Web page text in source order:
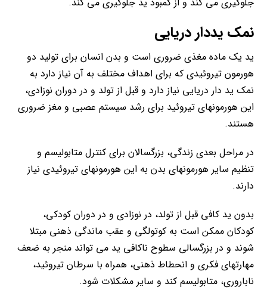
نمک یدداردریایی
ید یک ماده مغذی ضروری است و بدن انسان برای تولید دو
هورمون تیروئیدی که برای اهداف مختلف به آن نیاز دارد به
نمک ید دار دریایی نیاز دارد و قبل از تولد و در دوران نوزادی،
این هورمونهای تیروئید برای رشد سیستم عصبی و مغز ضروری
هستند.
در مراحل بعدی زندگی، بزرگسالان برای کنترل متابولیسم و
تنظیم سایر هورمونهای بدن به این هورمونهای تیروئیدی نیاز
دارند.
بدون ید کافی قبل از تولد، در نوزادی و در دوران کودکی،
کودکان ممکن است به کوتولگی و عقب ماندگی ذهنی مبتلا
شوند و در بزرگسالی سطوح ناکافی ید می تواند منجر به ضعف
مهارتهای فکری و انحطاط ذهنی، همراه با سرطان تیروئید،
ناباروری، متابولیسم کند و سایر مشکلات شود.